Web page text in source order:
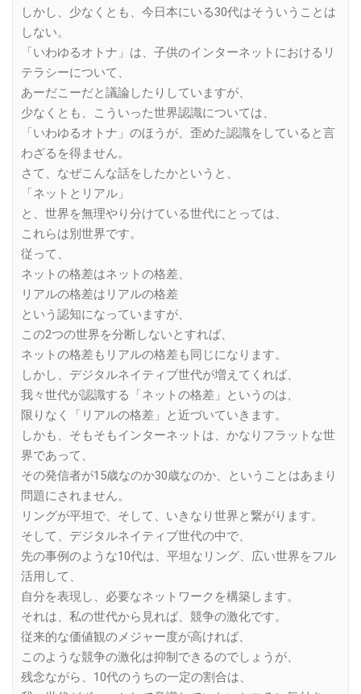
しかし、少なくとも、今日本にいる30代はそういうことは
しない。
「いわゆるオトナ」は、子供のインターネットにおけるリ
テラシーについて、
あーだこーだと議論したりしていますが、
少なくとも、こういった世界認識については、
「いわゆるオトナ」のほうが、歪めた認識をしていると言
わざるを得ません。
さて、なぜこんな話をしたかというと、
「ネットとリアル」
と、世界を無理やり分けている世代にとっては、
これらは別世界です。
従って、
ネットの格差はネットの格差、
リアルの格差はリアルの格差
という認知になっていますが、
この2つの世界を分断しないとすれば、
ネットの格差もリアルの格差も同じになります。
しかし、デジタルネイティブ世代が増えてくれば、
我々世代が認識する「ネットの格差」というのは、
限りなく「リアルの格差」と近づいていきます。
しかも、そもそもインターネットは、かなりフラットな世
界であって、
その発信者が15歳なのか30歳なのか、ということはあまり
問題にされません。
リングが平坦で、そして、いきなり世界と繋がります。
そして、デジタルネイティブ世代の中で、
先の事例のような10代は、平坦なリング、広い世界をフル
活用して、
自分を表現し、必要なネットワークを構築します。
それは、私の世代から見れば、競争の激化です。
従来的な価値観のメジャー度が高ければ、
このような競争の激化は抑制できるのでしょうが、
残念ながら、10代のうちの一定の割合は、